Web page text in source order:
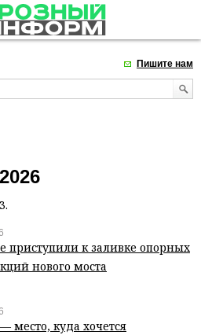
Пишите нам
приступили к заливке опорных
нового моста
место, куда хочется